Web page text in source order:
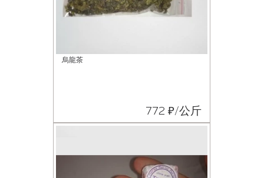
烏龍茶
772 ₽/公斤